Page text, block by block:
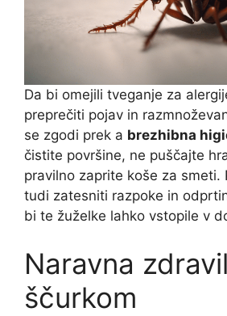
Da bi omejili tveganje za
preprečiti pojav in
se zgodi prek a brezhibna
čistite površine, ne puščajte
pravilno zaprite koše za smeti.
tudi zatesniti razpoke in
bi te žuželke lahko vstopile v
Naravna
ščurkom